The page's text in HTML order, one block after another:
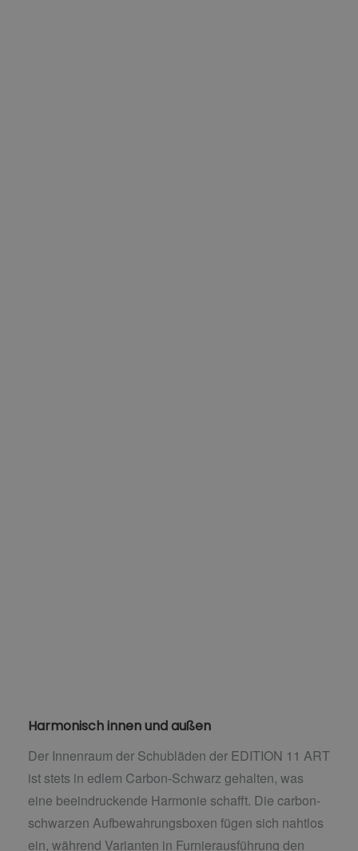
Harmonisch innen und außen
Der Innenraum der Schubläden der EDITION 11 ART
ist stets in edlem Carbon-Schwarz gehalten, was
eine beeindruckende Harmonie schafft. Die carbon-
schwarzen Aufbewahrungsboxen fügen sich nahtlos
ein, während Varianten in Furnierausführung den